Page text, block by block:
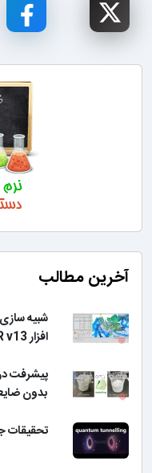
آخرین مطالب
شبیه
افزار SeeSAR v13
پیشرفت
بدون
تحقیقات